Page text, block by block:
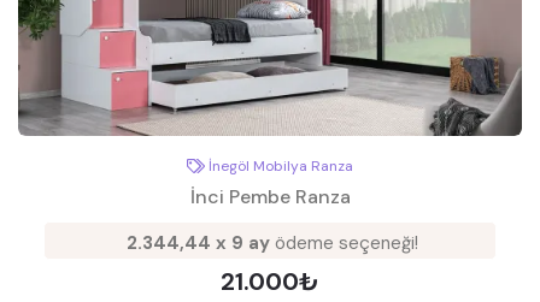
İnegöl Mobilya Ranza
İnci Pembe Ranza
2.344,44 x 9 ayödeme seçeneği!
21.000₺